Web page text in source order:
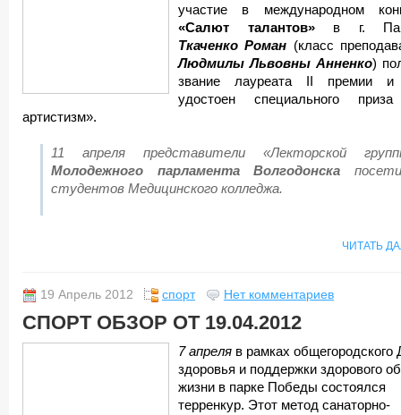
участие в международном
«Салют талантов»в г.
Ткаченко Роман (класс
Людмилы Львовны Анненко)
звание лауреата II премии
удостоен специального
артистизм».
11 апреля представители «Лекторской
Молодежного парламента Волгодонска
студентов Медицинского колледжа.
ЧИТАТЬ
19 Апрель 2012 спорт Нет комментариев
СПОРТ ОБЗОР ОТ 19.04.2012
7 апреля в рамках общегородского
здоровья и поддержки здорового
жизни в парке Победы состоялся
терренкур. Этот метод санаторно-